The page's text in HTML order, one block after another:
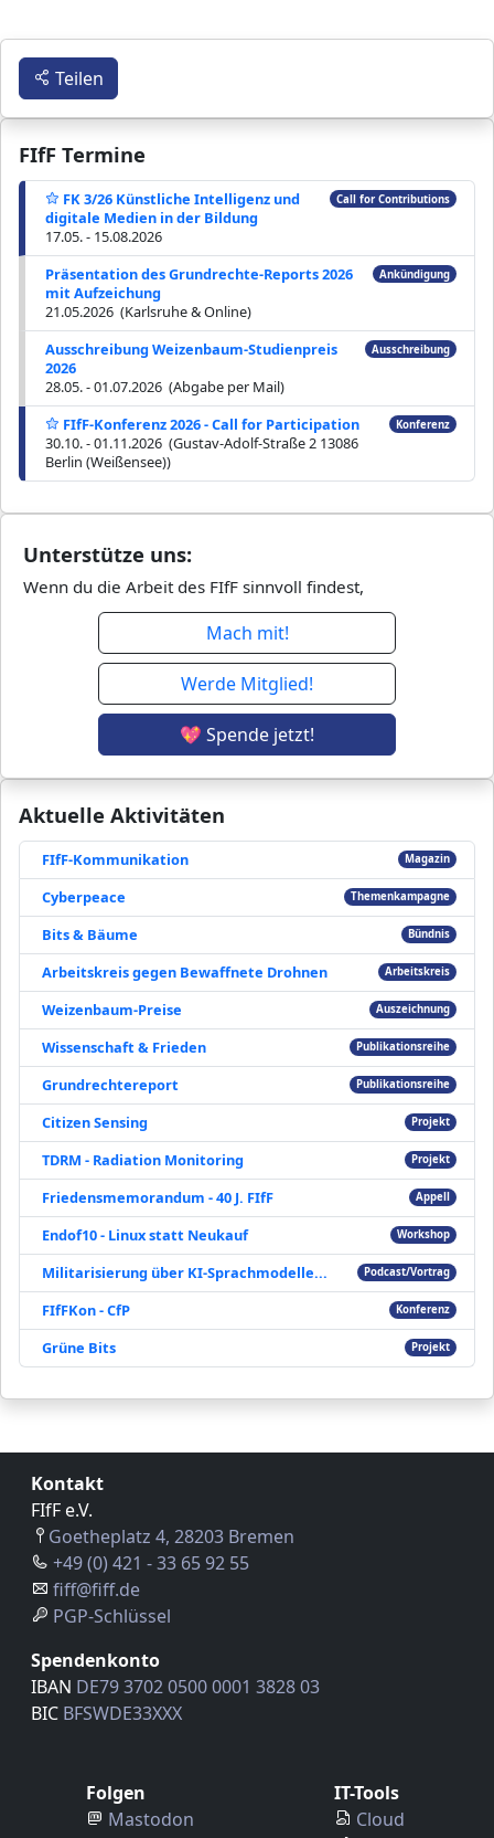
FIfF Termine
FK 3/26 Künstliche Intelligenz und
digitale Medien in der Bildung
17.05. - 15.08.2026
Call for Contributions
Präsentation des Grundrechte-Reports 2026
mit Aufzeichung
21.05.2026 (Karlsruhe & Online)
Ankündigung
Ausschreibung Weizenbaum-Studienpreis
2026
28.05. - 01.07.2026 (Abgabe per Mail)
Ausschreibung
FIfF-Konferenz 2026 - Call for Participation
30.10. - 01.11.2026 (Gustav-Adolf-Straße 2 13086
Berlin (Weißensee))
Konferenz
Aktuelle Aktivitäten
FIfF-Kommunikation Magazin
Cyberpeace Themenkampagne
Bits & Bäume Bündnis
Arbeitskreis gegen Bewaffnete Drohnen Arbeitskreis
Weizenbaum-Preise Auszeichnung
Wissenschaft & Frieden Publikationsreihe
Grundrechtereport Publikationsreihe
Citizen Sensing Projekt
TDRM - Radiation Monitoring Projekt
Friedensmemorandum - 40 J. FIfF Appell
Endof10 - Linux statt Neukauf Workshop
Militarisierung über KI-Sprachmodelle... Podcast/Vortrag
FIfFKon - CfP Konferenz
Grüne Bits Projekt
Unterstütze uns:
Wenn du die Arbeit des FIfF sinnvoll findest,
Mach mit!
Werde Mitglied!
💖 Spende jetzt!
Teilen
Kontakt
FIfF e.V.
Goetheplatz 4, 28203 Bremen
+49 (0) 421 - 33 65 92 55
fiff@fiff.de
PGP-Schlüssel
Spendenkonto
IBAN DE79 3702 0500 0001 3828 03
BIC BFSWDE33XXX
Folgen
Mastodon
IT-Tools
Cloud